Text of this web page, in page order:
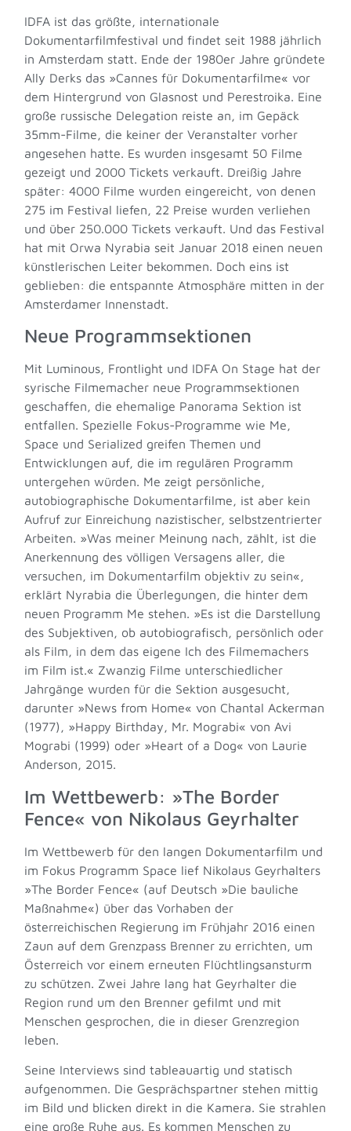
IDFA ist das größte, internationale
Dokumentarfilmfestival und findet seit 1988 jährlich
in Amsterdam statt. Ende der 1980er Jahre gründete
Ally Derks das »Cannes für Dokumentarfilme« vor
dem Hintergrund von Glasnost und Perestroika. Eine
große russische Delegation reiste an, im Gepäck
35mm-Filme, die keiner der Veranstalter vorher
angesehen hatte. Es wurden insgesamt 50 Filme
gezeigt und 2000 Tickets verkauft. Dreißig Jahre
später: 4000 Filme wurden eingereicht, von denen
275 im Festival liefen, 22 Preise wurden verliehen
und über 250.000 Tickets verkauft. Und das Festival
hat mit Orwa Nyrabia seit Januar 2018 einen neuen
künstlerischen Leiter bekommen. Doch eins ist
geblieben: die entspannte Atmosphäre mitten in der
Amsterdamer Innenstadt.
Neue Programmsektionen
Mit Luminous, Frontlight und IDFA On Stage hat der
syrische Filmemacher neue Programmsektionen
geschaffen, die ehemalige Panorama Sektion ist
entfallen. Spezielle Fokus-Programme wie Me,
Space und Serialized greifen Themen und
Entwicklungen auf, die im regulären Programm
untergehen würden. Me zeigt persönliche,
autobiographische Dokumentarfilme, ist aber kein
Aufruf zur Einreichung nazistischer, selbstzentrierter
Arbeiten. »Was meiner Meinung nach, zählt, ist die
Anerkennung des völligen Versagens aller, die
versuchen, im Dokumentarfilm objektiv zu sein«,
erklärt Nyrabia die Überlegungen, die hinter dem
neuen Programm Me stehen. »Es ist die Darstellung
des Subjektiven, ob autobiografisch, persönlich oder
als Film, in dem das eigene Ich des Filmemachers
im Film ist.« Zwanzig Filme unterschiedlicher
Jahrgänge wurden für die Sektion ausgesucht,
darunter »News from Home« von Chantal Ackerman
(1977), »Happy Birthday, Mr. Mograbi« von Avi
Mograbi (1999) oder »Heart of a Dog« von Laurie
Anderson, 2015.
Im Wettbewerb: »The Border
Fence« von Nikolaus Geyrhalter
Im Wettbewerb für den langen Dokumentarfilm und
im Fokus Programm Space lief Nikolaus Geyrhalters
»The Border Fence« (auf Deutsch »Die bauliche
Maßnahme«) über das Vorhaben der
österreichischen Regierung im Frühjahr 2016 einen
Zaun auf dem Grenzpass Brenner zu errichten, um
Österreich vor einem erneuten Flüchtlingsansturm
zu schützen. Zwei Jahre lang hat Geyrhalter die
Region rund um den Brenner gefilmt und mit
Menschen gesprochen, die in dieser Grenzregion
leben.
Seine Interviews sind tableauartig und statisch
aufgenommen. Die Gesprächspartner stehen mittig
im Bild und blicken direkt in die Kamera. Sie strahlen
eine große Ruhe aus. Es kommen Menschen zu